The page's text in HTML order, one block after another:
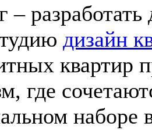
–
дизайн
квартир
где
наборе